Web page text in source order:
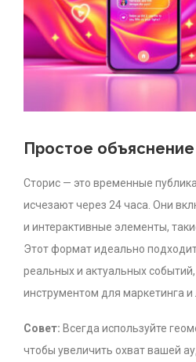
Простое
Сторис — это временные
исчезают через 24 часа. Они
и интерактивные элементы,
Этот формат идеально
реальных и актуальных
инструментом для маркетинга и
Совет: Всегда используйте
чтобы увеличить охват вашей